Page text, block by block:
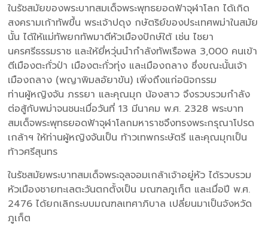
ในรัชสมัยของพระบาทสมเด็จพระพุทธยอดฟ้าจุฬาโลก ได้เกิด
สงครามเก้าทัพขึ้น พระเจ้าปดุง กษัตริย์ของประเทศพม่าในสมัย
นั้น ได้ให้แม่ทัพยกทัพมาตีหัวเมืองปักษ์ใต้ เช่น ไชยา
นครศรีธรรมราช และให้ยี่หวุ่นนำกำลังทัพเรือพล 3,000 คนเข้า
ตีเมืองตะกั่วป่า เมืองตะกั่วทุ่ง และเมืองถลาง ซึ่งขณะนั้นเจ้า
เมืองถลาง (พญาพิมลอัยาขัน) เพิ่งถึงแก่อนิจกรรม
ท่านผู้หญิงจัน ภรรยา และคุณมุก น้องสาว จึงรวบรวมกำลัง
ต่อสู้กับพม่าจนชนะเมื่อวันที่ 13 มีนาคม พ.ศ. 2328 พระบาท
สมเด็จพระพุทธยอดฟ้าจุฬาโลกมหาราชจึงทรงพระกรุณาโปรด
เกล้าฯ ให้ท่านผู้หญิงจันเป็น ท้าวเทพกระษัตรี และคุณมุกเป็น
ท้าวศรีสุนทร
ในรัชสมัยพระบาทสมเด็จพระจุลจอมเกล้าเจ้าอยู่หัว ได้รวบรวม
หัวเมืองชายทะเลตะวันตกตั้งเป็น มณฑลภูเก็ต และเมื่อปี พ.ศ.
2476 ได้ยกเลิกระบบมณฑลเทศาภิบาล เปลี่ยนมาเป็นจังหวัด
ภูเก็ต